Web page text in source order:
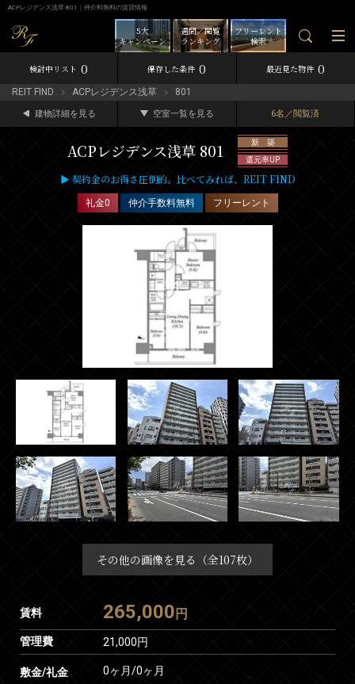
ACPレジデンス浅草 801｜仲介料無料の賃貸情報
フリーレント
検索
週間／閲覧
ランキング
5大
キャンペーン
検討中リスト 0 保存した条件 0 最近見た物件 0
REIT FIND ACPレジデンス浅草 801
建物詳細を見る 空室一覧を見る 6名／閲覧済
ACPレジデンス浅草 801
新 築
還元率UP
▶ 契約金のお得さ圧倒的。比べてみれば、REIT FIND
礼金0 仲介手数料無料 フリーレント
その他の画像を見る（全107枚）
賃料 265,000 円
管理費 21,000円
敷金/礼金 0ヶ月/0ヶ月